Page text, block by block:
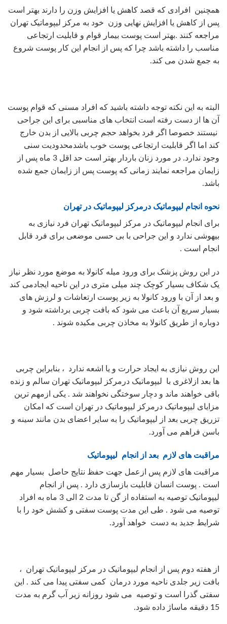
همچنین افرادی که قصد کاهش یا افزایش وزن را دارند بهتر است
پس از کاهش یا افزایش نهایی وزن خود به مرکز لیپوماتیک تهران
مراجعه کنند .بهتر است پوست بیمار قوام و قابلیت ارتجاعی
مناسب را داشته باشد چرا که پس از انجام این کار پوست شروع
به جمع شدن می کند.
البته به این نکته توجه داشته باشید که افراد مسنی که قوام پوست
آن ها از دست رفته است انتخاب های مناسبی برای این جراحی
نیستند خصوصا اگر فرد بخواهد حجم چربی بالایی از بدن خارج
کند اما اگر قابلیت ارتجاعی پوست خوب باشدمحدودیت سنی
وجود ندارد. در مورد زنان باردار بهتر است حد اقل 3 ماه پس از
زایمان مراجعه نمایند زمانی که پوست پس از زایمان جمع شده
باشد.
نحوه انجام لیپوماتیک درمرکز لیپوماتیک در تهران
برای انجام لیپوماتیک در مرکز لیپوماتیک تهران فرد نیازی به
بیهوشی ندارد و این جراحی با بی حسی موضعی برای فرد قابل
انجام است .
در این روش پزشک برای ورود میله کانولا به موضع مورد نظر نیاز
یک شکاف بسیار کوچک چند میلی متری در این ناحیه ایجادمی کند
و بعد از آن با ورود کانولا به زیر پوست ارتعاشات و لرزش های
بسیار سریع آن باعث می شود که بافت چربی برداشته شود و
دوباره از طریق کانولا به مخاذن چربی مکیده شوند .
این روش نیازی به ایجاد حرارت و یا اشعه ندارد ، بنابراین چربی
ها بعد ازلاغری با لیپوماتیک درمرکز لیپوماتیک تهران سالم و زنده
باقی خواهند ماند و دچار سوختگی نخواهند شد . یکی ازمهم ترین
مزایای لیپوماتیک درمرکز لیپوماتیک در تهران است که امکان
تزریق چربی بعد از لیپوماتیک را به سایر اعضای بدن مانند سینه و
باسن فراهم می آورد.
مراقبت های لازم بعد از انجام لیپوماتیک
مراقبت های لازم پس ازعمل جهت حفظ نتایج حاصل بسیار مهم
است . پوست انسان قابلیت بازسازی دارد . پس از انجام
لیپوماتیک توصیه به استفاده از گن تا مدت 2 الی 3 ماه به افراد
توصیه می شود . طی این مدت پوست سفتی و کشش خود را با
شرایط جدید به دست خواهد آورد.
از هفته دوم پس از انجام لیپوماتیک در مرکز لیپوماتیک تهران ،
بافت زیر جلدی ناحیه مورد درمان کمی سفتی پیدا می کند . این
سفتی گذرا است و توصیه می شود روزانه زیر آب گرم به مدت
15 دقیقه ماساژ داده شود.